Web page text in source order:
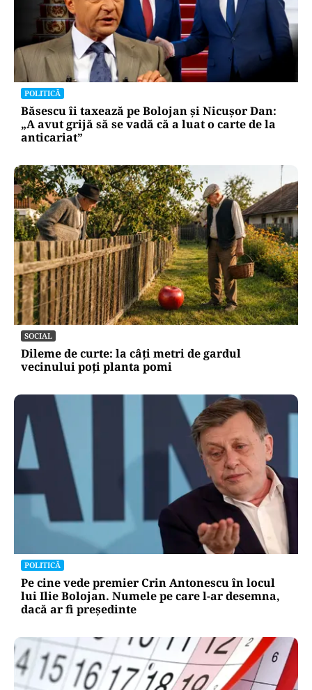
POLITICĂ
Băsescu îi taxează pe Bolojan și Nicușor Dan:
„A avut grijă să se vadă că a luat o carte de la
anticariat”
SOCIAL
Dileme de curte: la câți metri de gardul
vecinului poți planta pomi
POLITICĂ
Pe cine vede premier Crin Antonescu în locul
lui Ilie Bolojan. Numele pe care l-ar desemna,
dacă ar fi președinte